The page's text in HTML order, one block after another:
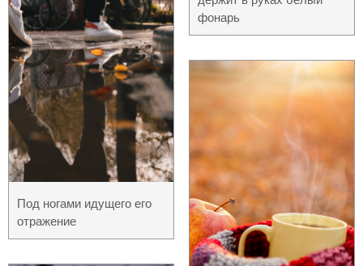
Под ногами идущего его
отражение
фонарь